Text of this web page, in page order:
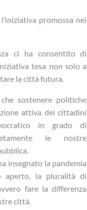
promossa nei
ci ha consentito di
tesa non solo a
la città futura.
sostenere politiche
attiva dei cittadini
in grado di
le nostre
insegnato la pandemia
aperto, la pluralità di
fare la differenza
città.